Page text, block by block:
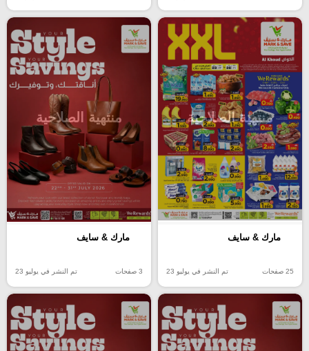
منتهية الصلاحية
مارك & سايف
25 صفحات تم النشر في يوليو 23
منتهية الصلاحية
مارك & سايف
3 صفحات تم النشر في يوليو 23